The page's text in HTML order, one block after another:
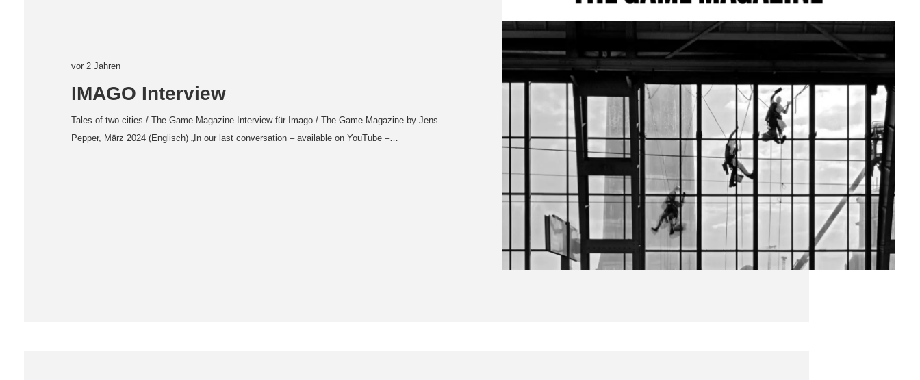
vor 2 Jahren
IMAGO Interview
Tales of two cities / The Game Magazine Interview für Imago / The Game Magazine by Jens
Pepper, März 2024 (Englisch) „In our last conversation – available on YouTube –…